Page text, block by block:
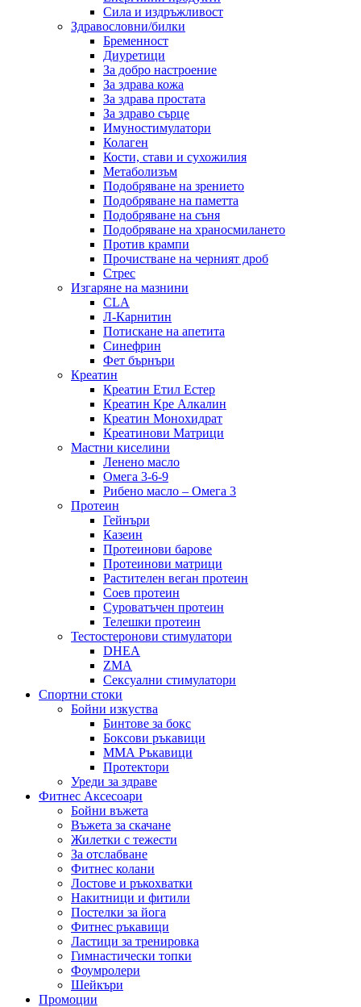
Сила и издръжливост
Здравословни/билки
Бременност
Диуретици
За добро настроение
За здрава кожа
За здрава простата
За здраво сърце
Имуностимулатори
Колаген
Кости, стави и сухожилия
Метаболизъм
Подобряване на зрението
Подобряване на паметта
Подобряване на съня
Подобряване на храносмилането
Против крампи
Прочистване на черният дроб
Стрес
Изгаряне на мазнини
CLA
Л-Карнитин
Потискане на апетита
Синефрин
Фет бърнъри
Креатин
Креатин Етил Естер
Креатин Кре Алкалин
Креатин Монохидрат
Креатинови Матрици
Мастни киселини
Ленено масло
Омега 3-6-9
Рибено масло – Омега 3
Протеин
Гейнъри
Казеин
Протеинови барове
Протеинови матрици
Растителен веган протеин
Соев протеин
Суроватъчен протеин
Телешки протеин
Тестостеронови стимулатори
DHEA
ZMA
Сексуални стимулатори
Спортни стоки
Бойни изкуства
Бинтове за бокс
Боксови ръкавици
ММА Ръкавици
Протектори
Уреди за здраве
Фитнес Аксесоари
Бойни въжета
Въжета за скачане
Жилетки с тежести
За отслабване
Фитнес колани
Лостове и ръкохватки
Накитници и фитили
Постелки за йога
Фитнес ръкавици
Ластици за тренировка
Гимнастически топки
Фоумролери
Шейкъри
Промоции